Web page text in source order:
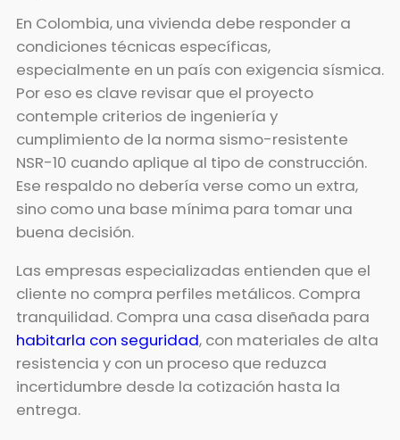
En Colombia, una vivienda debe responder a
condiciones técnicas específicas,
especialmente en un país con exigencia sísmica.
Por eso es clave revisar que el proyecto
contemple criterios de ingeniería y
cumplimiento de la norma sismo-resistente
NSR-10 cuando aplique al tipo de construcción.
Ese respaldo no debería verse como un extra,
sino como una base mínima para tomar una
buena decisión.
Las empresas especializadas entienden que el
cliente no compra perfiles metálicos. Compra
tranquilidad. Compra una casa diseñada para
habitarla con seguridad, con materiales de alta
resistencia y con un proceso que reduzca
incertidumbre desde la cotización hasta la
entrega.